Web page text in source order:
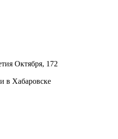
Октября, 172
в Хабаровске